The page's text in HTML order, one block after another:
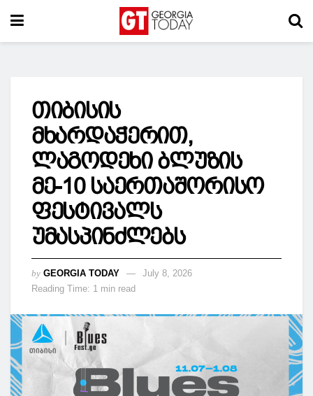
თიბისის
მხარდაჭერით,
ლაგოდეხი ბლუზის
მე-10 საერთაშორისო
ფესტივალს
უმასპინძლებს
by GEORGIA TODAY
July 8, 2026
Reading Time: 1 min read